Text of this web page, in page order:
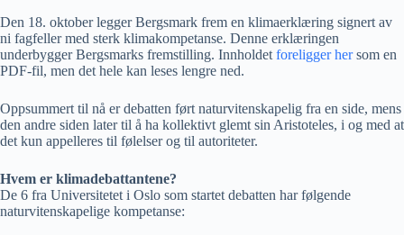
Den 18. oktober legger Bergsmark frem en klimaerklæring signert av
ni fagfeller med sterk klimakompetanse. Denne erklæringen
underbygger Bergsmarks fremstilling. Innholdet foreligger hersom en
PDF-fil, men det hele kan leses lengre ned.
Oppsummert til nå er debatten ført naturvitenskapelig fra en side, mens
den andre siden later til å ha kollektivt glemt sin Aristoteles, i og med at
det kun appelleres til følelser og til autoriteter.
Hvem er klimadebattantene?
De 6 fra Universitetet i Oslo som startet debatten har følgende
naturvitenskapelige kompetanse: